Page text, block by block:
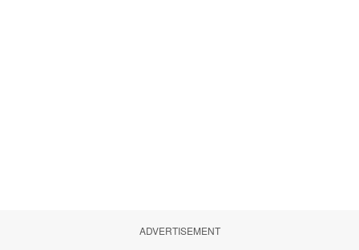
ADVERTISEMENT